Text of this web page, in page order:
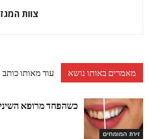
צוות
מאמרים באותו נושא עוד מאותו כותב
זירת המומחים
כשהפחד מרופא